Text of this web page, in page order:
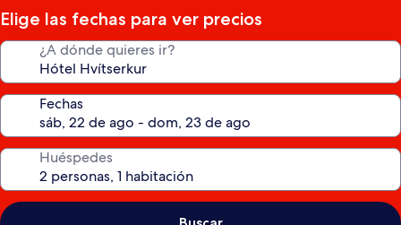
estrellas
Elige las fechas para ver precios
¿A dónde quieres ir?
Fechas
Huéspedes